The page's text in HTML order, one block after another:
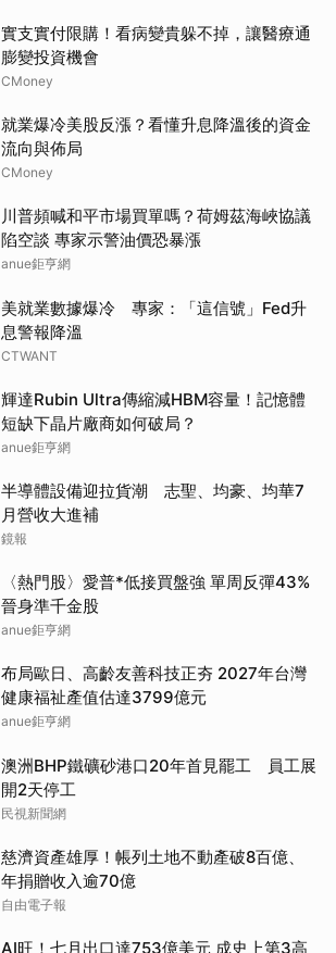
實支實付限購！看病變貴躲不掉，讓醫療通
膨變投資機會
CMoney
就業爆冷美股反漲？看懂升息降溫後的資金
流向與佈局
CMoney
川普頻喊和平市場買單嗎？荷姆茲海峽協議
陷空談 專家示警油價恐暴漲
anue鉅亨網
美就業數據爆冷 專家：「這信號」Fed升
息警報降溫
CTWANT
輝達Rubin Ultra傳縮減HBM容量！記憶體
短缺下晶片廠商如何破局？
anue鉅亨網
半導體設備迎拉貨潮 志聖、均豪、均華7
月營收大進補
鏡報
〈熱門股〉愛普*低接買盤強 單周反彈43%
晉身準千金股
anue鉅亨網
布局歐日、高齡友善科技正夯 2027年台灣
健康福祉產值估達3799億元
anue鉅亨網
澳洲BHP鐵礦砂港口20年首見罷工 員工展
開2天停工
民視新聞網
慈濟資產雄厚！帳列土地不動產破8百億、
年捐贈收入逾70億
自由電子報
AI旺！七月出口達753億美元 成史上第3高